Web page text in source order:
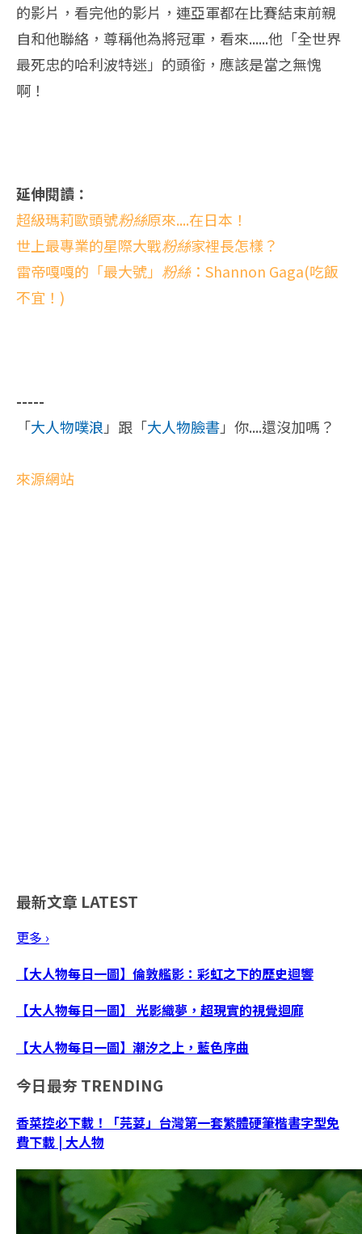
的影片，看完他的影片，連亞軍都在比賽結束前親
自和他聯絡，尊稱他為將冠軍，看來......他「全世界
最死忠的哈利波特迷」的頭銜，應該是當之無愧
啊！
延伸閱讀：
超級瑪莉歐頭號粉絲原來....在日本！
世上最專業的星際大戰粉絲家裡長怎樣？
雷帝嘎嘎的「最大號」 粉絲：Shannon Gaga(吃飯
不宜！)
-----
「大人物噗浪 」跟「大人物臉書」你....還沒加嗎？
來源網站
最新文章 LATEST
更多 ›
【大人物每日一圖】倫敦艦影：彩虹之下的歷史迴響
【大人物每日一圖】 光影織夢，超現實的視覺迴廊
【大人物每日一圖】潮汐之上，藍色序曲
今日最夯 TRENDING
香菜控必下載！「芫荽」台灣第一套繁體硬筆楷書字型免
費下載 | 大人物